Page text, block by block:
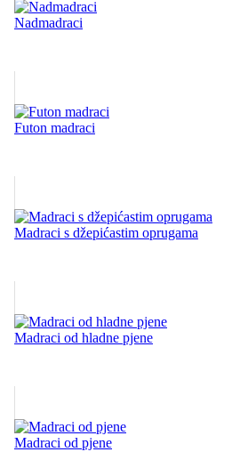
Nadmadraci
Futon madraci
Madraci s džepićastim oprugama
Madraci od hladne pjene
Madraci od pjene